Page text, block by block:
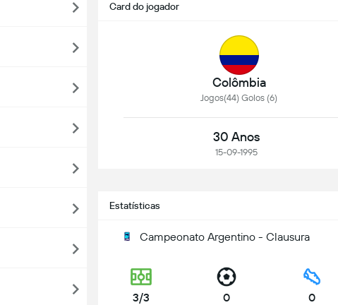
Card do jogador
Colômbia
Jogos(44) Golos (6)
30 Anos
15-09-1995
Estatísticas
Campeonato Argentino - Clausura
3/3 0 0